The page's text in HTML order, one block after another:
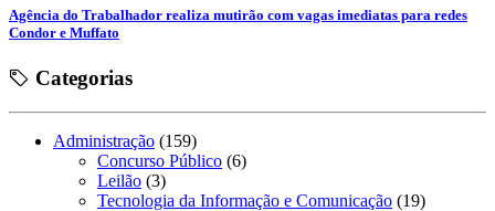
Agência do Trabalhador realiza mutirão com vagas imediatas para redes
Condor e Muffato
Categorias
Administração (159)
Concurso Público (6)
Leilão (3)
Tecnologia da Informação e Comunicação (19)